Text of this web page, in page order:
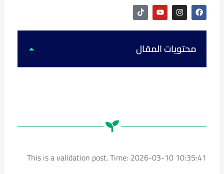
T
i
k
t
k
Y
o
u
t
b
e
I
n
s
t
g
r
m
F
a
c
e
o
oمحتويات المقال
This is a validation post. Time: 2026-03-10 10:35:41